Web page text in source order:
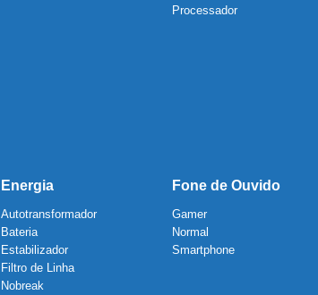
Processador
Energia
Autotransformador
Bateria
Estabilizador
Filtro de Linha
Nobreak
Fone de Ouvido
Gamer
Normal
Smartphone